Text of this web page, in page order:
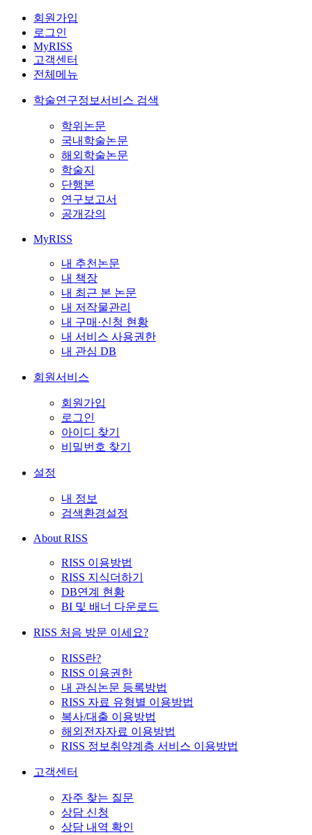
회원가입
로그인
MyRISS
고객센터
전체메뉴
학술연구정보서비스 검색
학위논문
국내학술논문
해외학술논문
학술지
단행본
연구보고서
공개강의
MyRISS
내 추천논문
내 책장
내 최근 본 논문
내 저작물관리
내 구매·신청 현황
내 서비스 사용권한
내 관심 DB
회원서비스
회원가입
로그인
아이디 찾기
비밀번호 찾기
설정
내 정보
검색환경설정
About RISS
RISS 이용방법
RISS 지식더하기
DB연계 현황
BI 및 배너 다운로드
RISS 처음 방문 이세요?
RISS란?
RISS 이용권한
내 관심논문 등록방법
RISS 자료 유형별 이용방법
복사/대출 이용방법
해외전자자료 이용방법
RISS 정보취약계층 서비스 이용방법
고객센터
자주 찾는 질문
상담 신청
상담 내역 확인